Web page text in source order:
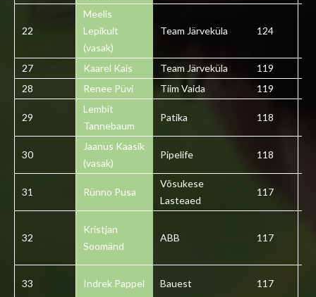
22
Meelis
Lepikult
(vasak)
Team Järveküla 124
27 Kaarel Kais Team Järveküla 119
28
Renee Püvi Tiim Vaida 119
29
Lembit
Tannebaum
Patika 118
30
Jaanus Kaasik
(vasak)
Pipelife 118
31 Rünno Pusa
Võsukese
Lasteaed
117
32
Kristjan
Soomänd
ABB 117
33 Indrek Pappel Bauest 117